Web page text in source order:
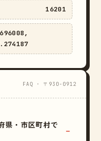
16201
FAQ · 〒930-0912
県・市区町村で